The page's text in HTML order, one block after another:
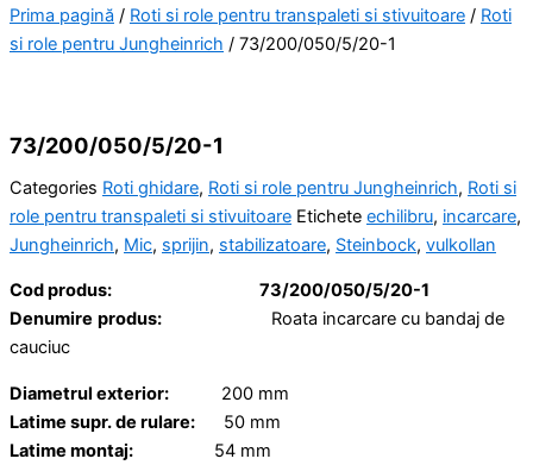
Prima pagină / Roti si role pentru transpaleti si stivuitoare / Roti
si role pentru Jungheinrich / 73/200/050/5/20-1
73/200/050/5/20-1
Categories Roti ghidare, Roti si role pentru Jungheinrich, Roti si
role pentru transpaleti si stivuitoare Etichete echilibru, incarcare,
Jungheinrich, Mic, sprijin, stabilizatoare, Steinbock, vulkollan
Cod produs:
73/200/050/5/20-1
Denumire produs: Roata incarcare cu bandaj de
cauciuc
Diametrul exterior: 200 mm
Latime supr. de rulare: 50 mm
Latime montaj: 54 mm